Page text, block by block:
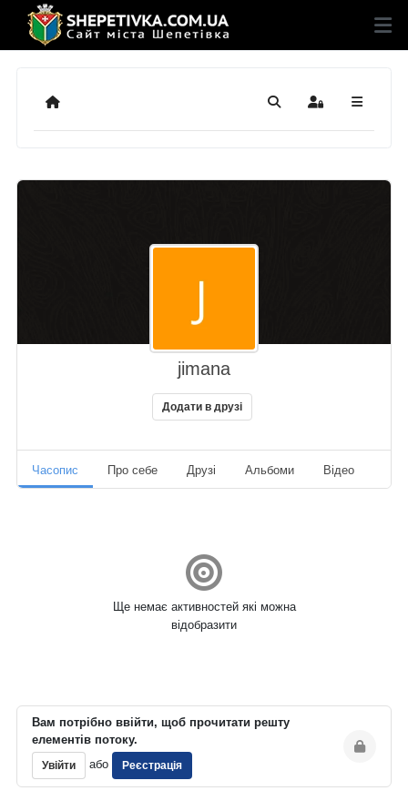
Додому ПошукSign In
jimana
Додати в друзі
Часопис Про себе Друзі Альбоми Відео
Ще немає активностей які можна
відобразити
Вам потрібно ввійти, щоб прочитати решту
елементів потоку.
Увійти або Реєстрація